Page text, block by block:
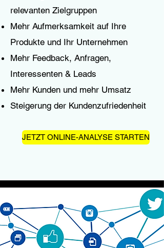
relevanten Zielgruppen
Mehr Aufmerksamkeit auf Ihre
Produkte und Ihr Unternehmen
Mehr Feedback, Anfragen,
Interessenten & Leads
Mehr Kunden und mehr Umsatz
Steigerung der Kundenzufriedenheit
JETZT ONLINE-ANALYSE STARTEN